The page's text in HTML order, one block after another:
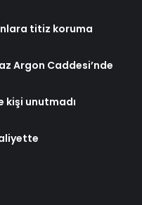
titiz koruma
Argon Caddesi’nde
kişi unutmadı